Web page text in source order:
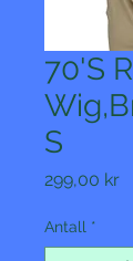
70'S
S
299,00 kr
Antall *